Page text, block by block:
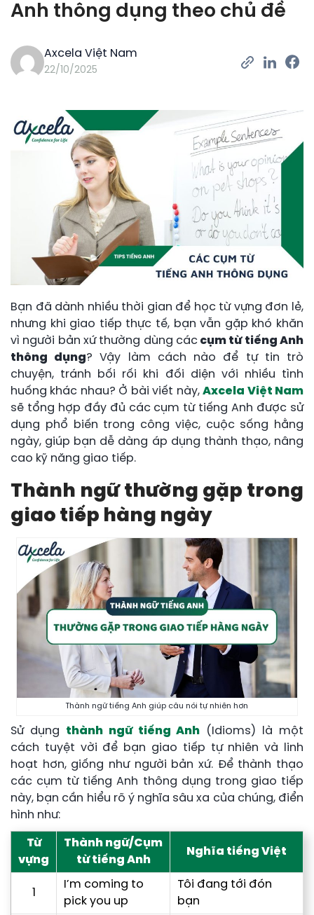
Anh thông dụng theo chủ đề
Axcela Việt Nam
22/10/2025
Bạn đã dành nhiều thời gian để học từ vựng đơn lẻ,
nhưng khi giao tiếp thực tế, bạn vẫn gặp khó khăn
vì người bản xứ thường dùng cáccụm từ tiếng Anh
thông dụng? Vậy làm cách nào để tự tin trò
chuyện, tránh bối rối khi đối diện với nhiều tình
huống khác nhau? Ở bài viết này,Axcela Việt Nam
sẽ tổng hợp đầy đủ các cụm từ tiếng Anh được sử
dụng phổ biến trong công việc, cuộc sống hằng
ngày, giúp bạn dễ dàng áp dụng thành thạo, nâng
cao kỹ năng giao tiếp.
Thành ngữ thường gặp trong
giao tiếp hàng ngày
Thành ngữ tiếng Anh giúp câu nói tự nhiên hơn
Sử dụng thành ngữ tiếng Anh (Idioms) là một
cách tuyệt vời để bạn giao tiếp tự nhiên và linh
hoạt hơn, giống như người bản xứ. Để thành thạo
các cụm từ tiếng Anh thông dụng trong giao tiếp
này, bạn cần hiểu rõ ý nghĩa sâu xa của chúng, điển
hình như:
Từ
vựng
Thành ngữ/Cụm
từ tiếng Anh
Nghĩa tiếng Việt
1
I’m coming to
pick you up
Tôi đang tới đón
bạn